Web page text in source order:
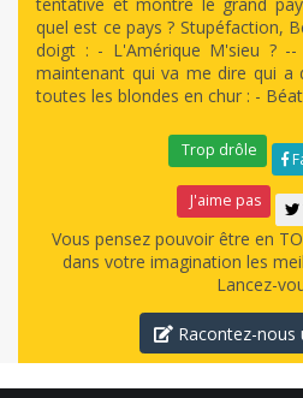
tentative et montre le grand
quel est ce pays ? Stupéfaction,
doigt : - L'Amérique M'sieu ?
maintenant qui va me dire qui a
toutes les blondes en chur : -
Trop drôle
J'aime pas
Vous pensez pouvoir être en
dans votre imagination les
Lancez-
Racontez-nous